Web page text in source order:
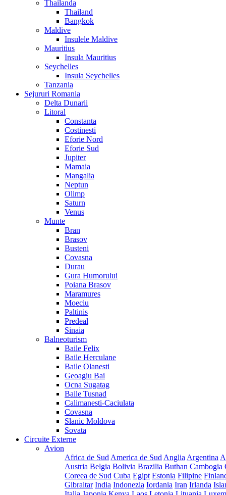
Thailanda
Thailand
Bangkok
Maldive
Insulele Maldive
Mauritius
Insula Mauritius
Seychelles
Insula Seychelles
Tanzania
Sejururi Romania
Delta Dunarii
Litoral
Constanta
Costinesti
Eforie Nord
Eforie Sud
Jupiter
Mamaia
Mangalia
Neptun
Olimp
Saturn
Venus
Munte
Bran
Brasov
Busteni
Covasna
Durau
Gura Humorului
Poiana Brasov
Maramures
Moeciu
Paltinis
Predeal
Sinaia
Balneoturism
Baile Felix
Baile Herculane
Baile Olanesti
Geoagiu Bai
Ocna Sugatag
Baile Tusnad
Calimanesti-Caciulata
Covasna
Slanic Moldova
Sovata
Circuite Externe
Avion
Africa de Sud America de Sud Anglia Argentina
Austria Belgia Bolivia Brazilia Buthan Cambogia
Coreea de Sud Cuba Egipt Estonia Filipine
Gibraltar India Indonezia Iordania Iran Irlanda